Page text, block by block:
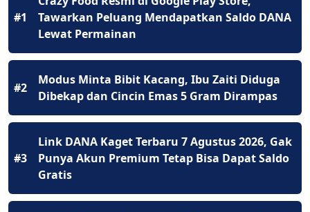
#1
Tawarkan Peluang Mendapatkan Saldo DANA
Lewat Permainan
#2
Modus Minta Bibit Kacang, Ibu Zaiti Diduga
Dibekap dan Cincin Emas 5 Gram Dirampas
#3
Link DANA Kaget Terbaru 7 Agustus 2026, Gak
Punya Akun Premium Tetap Bisa Dapat Saldo
Gratis